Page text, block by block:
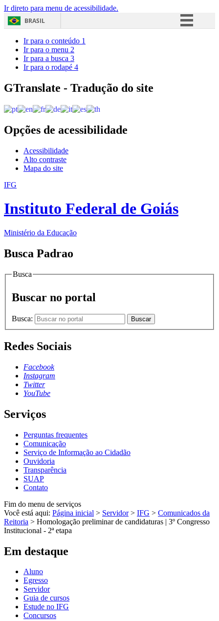
Ir direto para menu de acessibilidade.
BRASIL
Acesso à informação
Ir para o conteúdo 1
Ir para o menu 2
Ir para a busca 3
Ir para o rodapé 4
GTranslate - Tradução do site
Opções de acessibilidade
Acessibilidade
Alto contraste
Mapa do site
IFG
Instituto Federal de Goiás
Ministério da Educação
Busca Padrao
Busca
Buscar no portal
Busca: Buscar
Redes Sociais
Facebook
Instagram
Twitter
YouTube
Serviços
Perguntas frequentes
Comunicação
Serviço de Informação ao Cidadão
Ouvidoria
Transparência
SUAP
Contato
Fim do menu de serviços
Você está aqui: Página inicial > Servidor > IFG > Comunicados da
Reitoria > Homologação preliminar de candidaturas | 3º Congresso
Institucional - 2ª etapa
Em destaque
Aluno
Egresso
Servidor
Guia de cursos
Estude no IFG
Concursos